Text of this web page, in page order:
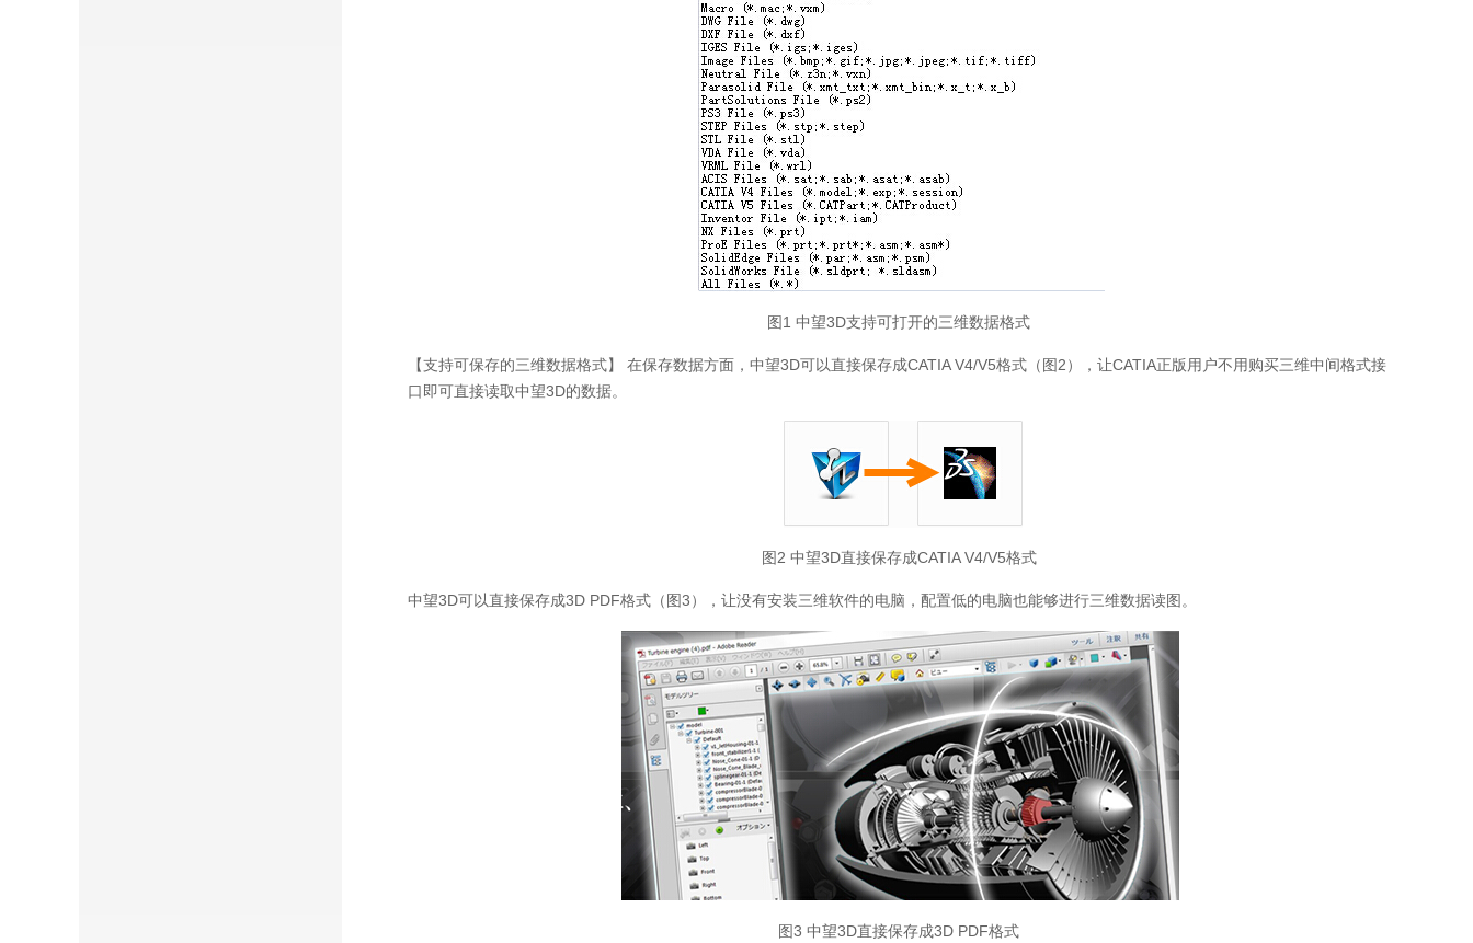
图1 中望3D支持可打开的三维数据格式
【支持可保存的三维数据格式】 在保存数据方面，中望3D可以直接保存成CATIA V4/V5格式（图2），让CATIA正版用户不用购买三维中间格式接
口即可直接读取中望3D的数据。
图2 中望3D直接保存成CATIA V4/V5格式
中望3D可以直接保存成3D PDF格式（图3），让没有安装三维软件的电脑，配置低的电脑也能够进行三维数据读图。
图3 中望3D直接保存成3D PDF格式